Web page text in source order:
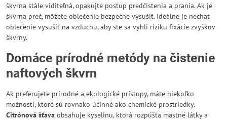
škvrna stále viditeľná, opakujte postup predčistenia a prania. Ak je
škvrna preč, môžete oblečenie bezpečne vysušiť. Ideálne je nechať
oblečenie vysušiť na vzduchu, aby ste sa vyhli riziku fixácie zvyškov
škvrny.
Domáce prírodné metódy na čistenie
naftových škvrn
Ak preferujete prírodné a ekologické prístupy, máte niekoľko
možností, ktoré sú rovnako účinné ako chemické prostriedky.
Citrónová šťava obsahuje kyselinu, ktorá rozpúšťa mastné látky a